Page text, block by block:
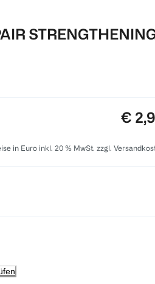
€
in Euro inkl. 20 % MwSt. zzgl.